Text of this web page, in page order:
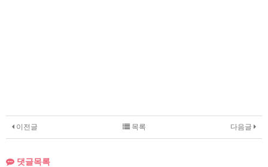
이전글 다음글
목록
댓글목록